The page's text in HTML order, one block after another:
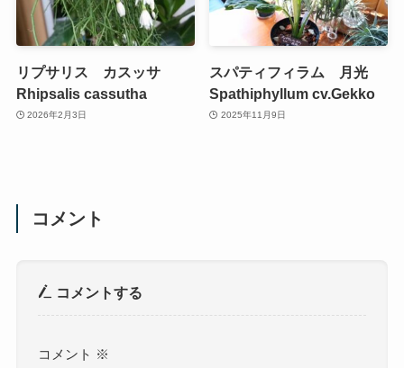
リプサリス カスッサ
Rhipsalis cassutha
2026年2月3日
スパティフィラム 月光
Spathiphyllum cv.Gekko
2025年11月9日
コメント
コメントする
コメント ※